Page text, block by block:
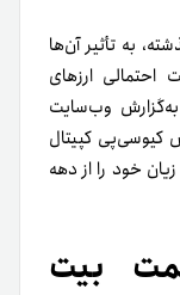
به تأثیر آن‌ها
ارزهای
است. به‌گزارش وب‌سایت
کیوسی‌پی کپیتال
خود را از دهه
قیمت بیت